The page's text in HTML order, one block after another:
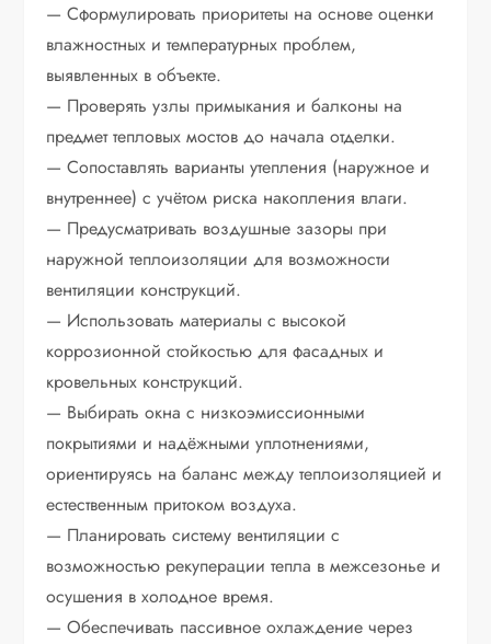
— Сформулировать приоритеты на основе оценки
влажностных и температурных проблем,
выявленных в объекте.
— Проверять узлы примыкания и балконы на
предмет тепловых мостов до начала отделки.
— Сопоставлять варианты утепления (наружное и
внутреннее) с учётом риска накопления влаги.
— Предусматривать воздушные зазоры при
наружной теплоизоляции для возможности
вентиляции конструкций.
— Использовать материалы с высокой
коррозионной стойкостью для фасадных и
кровельных конструкций.
— Выбирать окна с низкоэмиссионными
покрытиями и надёжными уплотнениями,
ориентируясь на баланс между теплоизоляцией и
естественным притоком воздуха.
— Планировать систему вентиляции с
возможностью рекуперации тепла в межсезонье и
осушения в холодное время.
— Обеспечивать пассивное охлаждение через